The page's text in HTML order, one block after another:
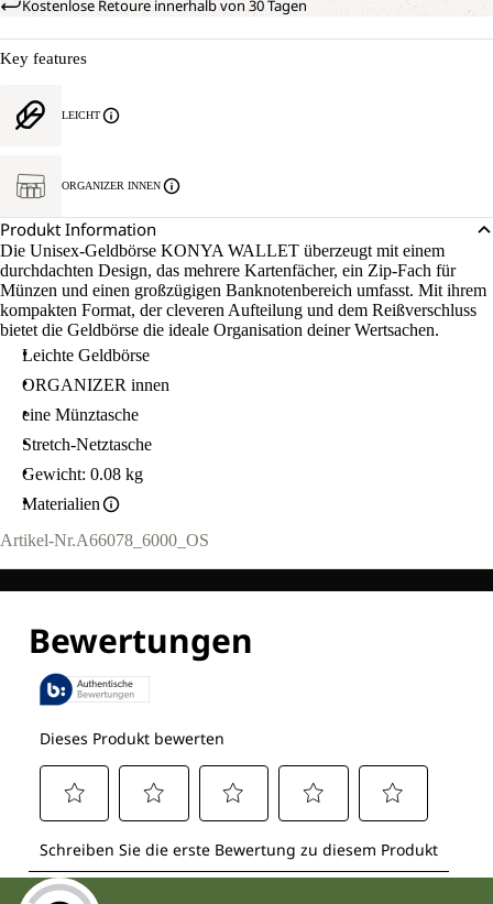
Kostenlose Retoure innerhalb von 30 Tagen
Key features
LEICHT
ORGANIZER INNEN
Produkt Information
Die Unisex-Geldbörse KONYA WALLET überzeugt mit einem
durchdachten Design, das mehrere Kartenfächer, ein Zip-Fach für
Münzen und einen großzügigen Banknotenbereich umfasst. Mit ihrem
kompakten Format, der cleveren Aufteilung und dem Reißverschluss
bietet die Geldbörse die ideale Organisation deiner Wertsachen.
Leichte Geldbörse
ORGANIZER innen
eine Münztasche
Stretch-Netztasche
Gewicht: 0.08 kg
Materialien
Artikel-Nr.A66078_6000_OS